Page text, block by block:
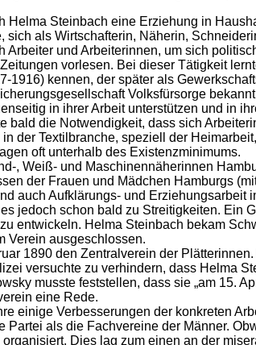
Steinbach eine Erziehung in
als Wirtschafterin, Näherin,
und Arbeiterinnen, um sich
vorlesen. Bei dieser Tätigkeit
1916) kennen, der später als
Volksfürsorge
in ihrer Arbeit unterstützen und in
bald die Notwendigkeit, dass sich
der Textilbranche, speziell der
oft unterhalb des Existenzminimums.
, Weiß- und Maschinennäherinnen
der Frauen und Mädchen Hamburgs
auch Aufklärungs- und Erziehungsarbeit
jedoch schon bald zu Streitigkeiten. Ein
entwickeln. Helma Steinbach bekam
Verein ausgeschlossen.
1890 den Zentralverein der
versuchte zu verhindern, dass Helma
musste feststellen, dass sie „am 15.
eine Rede.
einige Verbesserungen der konkreten
als die Fachvereine der Männer.
Dies lag zum einen an der